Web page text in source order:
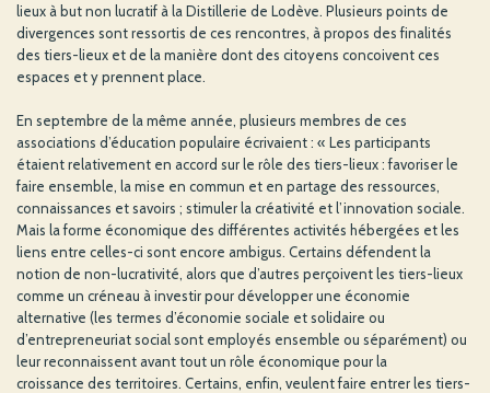
lieux à but non lucratif à la Distillerie de Lodève. Plusieurs points de
divergences sont ressortis de ces rencontres, à propos des finalités
des tiers-lieux et de la manière dont des citoyens concoivent ces
espaces et y prennent place.
En septembre de la même année, plusieurs membres de ces
associations d’éducation populaire écrivaient : « Les participants
étaient relativement en accord sur le rôle des tiers-lieux : favoriser le
faire ensemble, la mise en commun et en partage des ressources,
connaissances et savoirs ; stimuler la créativité et l’innovation sociale.
Mais la forme économique des différentes activités hébergées et les
liens entre celles-ci sont encore ambigus. Certains défendent la
notion de non-lucrativité, alors que d’autres perçoivent les tiers-lieux
comme un créneau à investir pour développer une économie
alternative (les termes d’économie sociale et solidaire ou
d’entrepreneuriat social sont employés ensemble ou séparément) ou
leur reconnaissent avant tout un rôle économique pour la
croissance des territoires. Certains, enfin, veulent faire entrer les tiers-